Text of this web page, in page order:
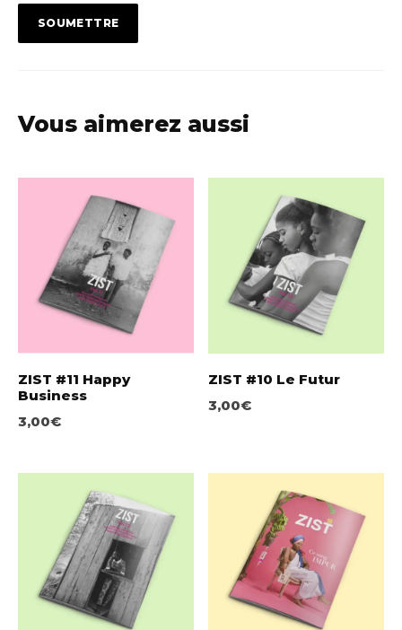
Vous aimerez aussi
ZIST #11 Happy
Business
3,00€
ZIST #10 Le Futur
3,00€